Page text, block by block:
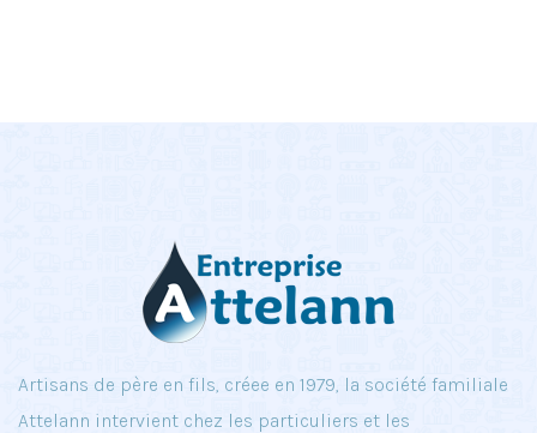
Artisans de père en fils, créee en 1979, la société familiale
Attelann intervient chez les particuliers et les